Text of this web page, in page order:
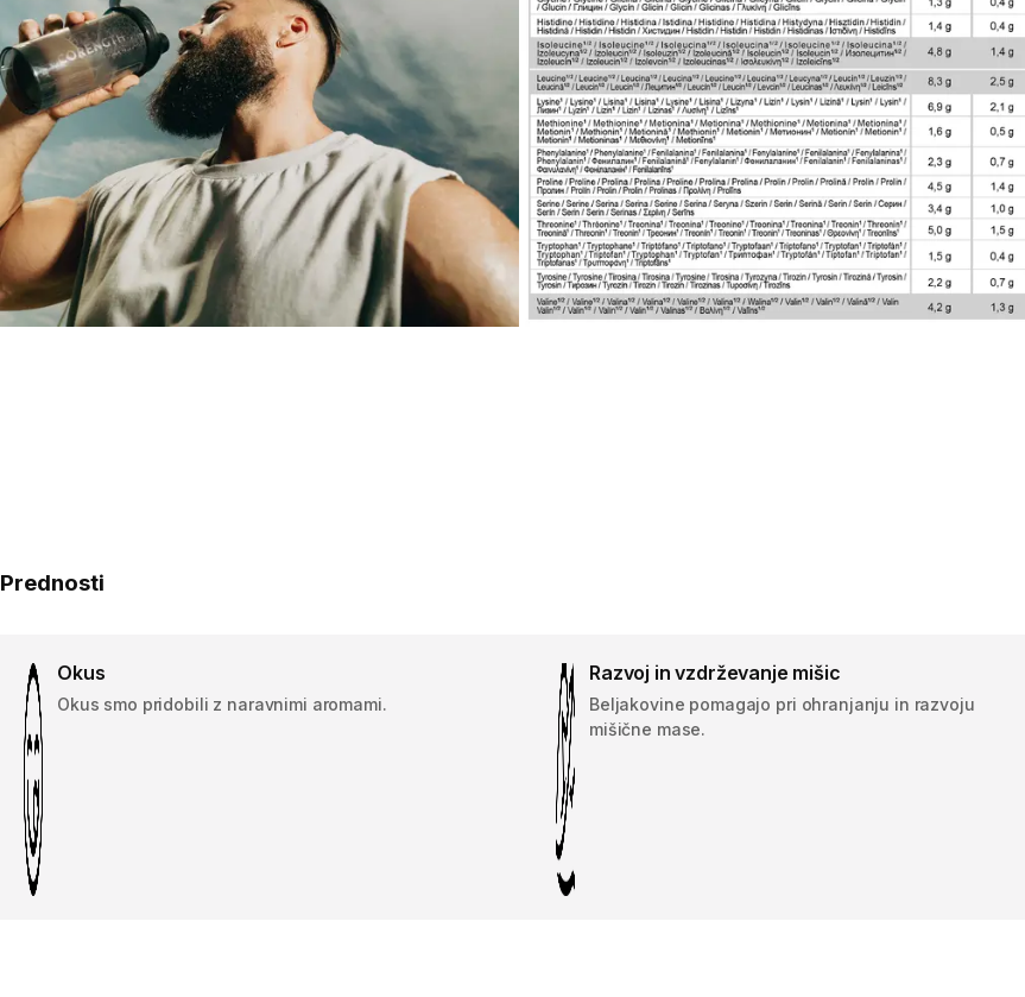
Prednosti
Okus
Okus smo pridobili z naravnimi aromami.
Razvoj in vzdrževanje mišic
Beljakovine pomagajo pri ohranjanju in razvoju
mišične mase.